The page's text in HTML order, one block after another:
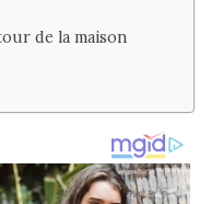
de la maison